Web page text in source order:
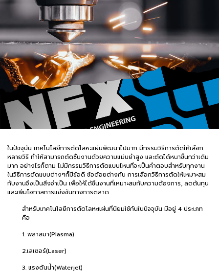
ในปัจจุบัน เทคโนโลยีการตัดโลหะแผ่นพัฒนาไปมาก มีกรรมวิธีการตัดให้เลือก
หลายวิธี ทำให้สามารถตัดชิ้นงานด้วยความแม่นยำสูง และตัดได้หนาขึ้นกว่าเดิม
มาก อย่างไรก็ตาม ไม่มีกรรมวิธีการตัดแบบไหนที่จะเป็นคำตอบสำหรับทุกงาน
ในวิธีการตัดแบบต่างๆก็มีข้อดี ข้อด้อยต่างกัน การเลือกวิธีการตัดให้เหมาะสม
กับงานจึงเป็นสิ่งจำเป็น เพื่อให้ได้ชิ้นงานที่เหมาะสมกับความต้องการ, ลดต้นทุน
และเพิ่มโอกาสการแข่งขันทางการตลาด
สำหรับเทคโนโลยีการตัดโลหะแผ่นที่นิยมใช้กันในปัจจุบัน มีอยู่ 4 ประเภท
คือ
1. พลาสมา(Plasma)
2.เลเซอร์(Laser)
3. แรงดันน้ำ(Waterjet)